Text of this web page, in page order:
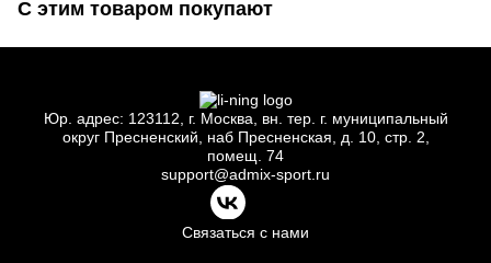
С этим товаром покупают
Юр. адрес: 123112, г. Москва, вн. тер. г. муниципальный
округ Пресненский, наб Пресненская, д.
10, стр. 2,
помещ. 74
support@admix-sport.ru
Связаться с нами